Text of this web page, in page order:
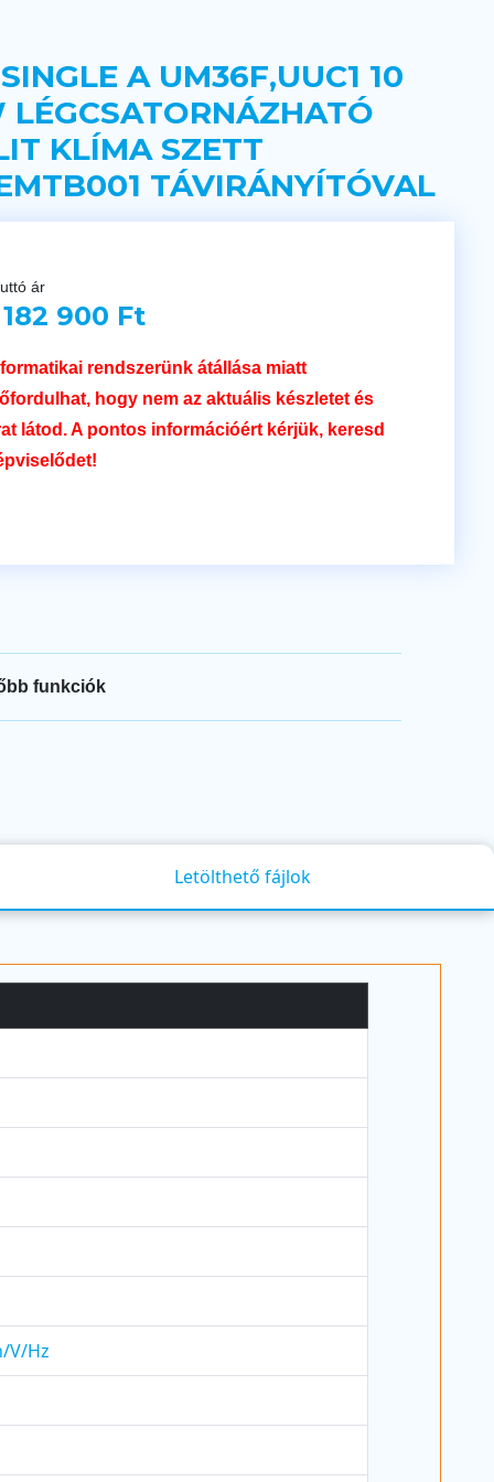
A UM36F,UUC1 10
LÉGCSATORNÁZHATÓ
KLÍMA SZETT
TÁVIRÁNYÍTÓVAL
ár
182 900 Ft
rendszerünk átállása miatt
hogy nem az aktuális készletet és
látod. A pontos információért kérjük, keresd
funkciók
Letölthető fájlok
V/Hz